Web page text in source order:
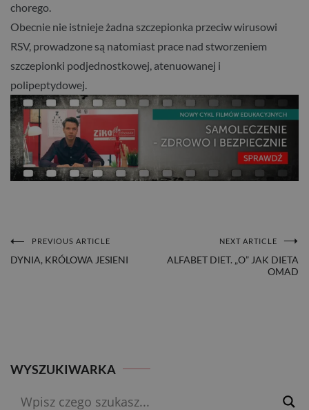
chorego.
Obecnie nie istnieje żadna szczepionka przeciw wirusowi
RSV, prowadzone są natomiast prace nad stworzeniem
szczepionki podjednostkowej, atenuowanej i
polipeptydowej.
NAWIGACJA
PREVIOUS ARTICLE
DYNIA, KRÓLOWA JESIENI
NEXT ARTICLE
ALFABET DIET. „O” JAK DIETA
OMAD
WYSZUKIWARKA